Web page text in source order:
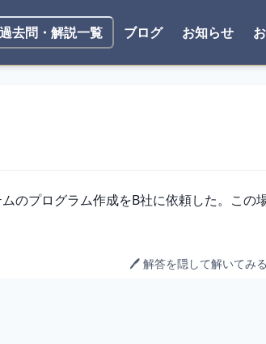
過去問・解説一覧 ブログ お知らせ
のプログラム作成をB社に依頼した。この
🖊️ 解答を隠して解いてみる